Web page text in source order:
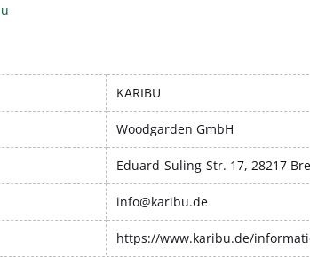
KARIBU
Woodgarden GmbH
Eduard-Suling-Str. 17, 28217
info@karibu.de
https://www.karibu.de/